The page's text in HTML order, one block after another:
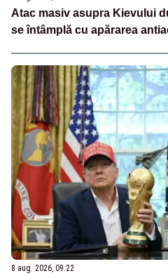
Atac masiv asupra Kievului
se întâmplă cu apărarea
8 aug. 2026, 09:22